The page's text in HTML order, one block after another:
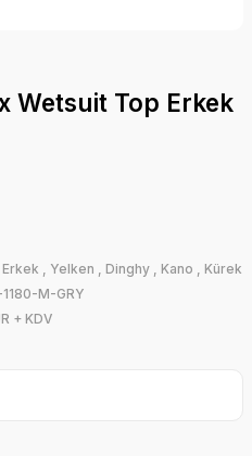
Wetsuit Top Erkek
Erkek , Yelken , Dinghy , Kano , Kürek
M-GRY
+ KDV